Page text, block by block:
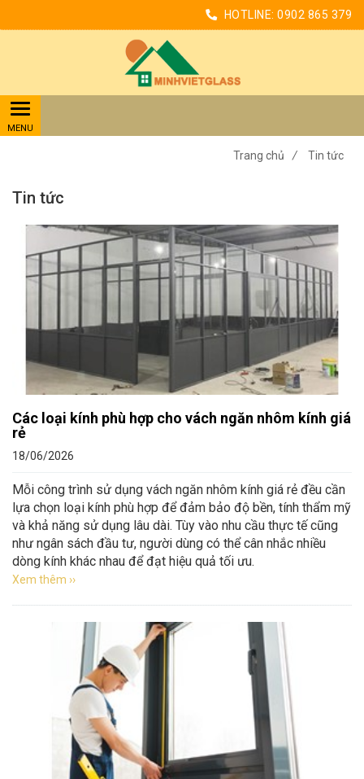
HOTLINE: 0902 865 379
Trang chủ / Tin tức
Tin tức
Các loại kính phù hợp cho vách ngăn nhôm kính giá
rẻ
18/06/2026
Mỗi công trình sử dụng vách ngăn nhôm kính giá rẻ đều cần
lựa chọn loại kính phù hợp để đảm bảo độ bền, tính thẩm mỹ
và khả năng sử dụng lâu dài. Tùy vào nhu cầu thực tế cũng
như ngân sách đầu tư, người dùng có thể cân nhắc nhiều
dòng kính khác nhau để đạt hiệu quả tối ưu.
Xem thêm ››